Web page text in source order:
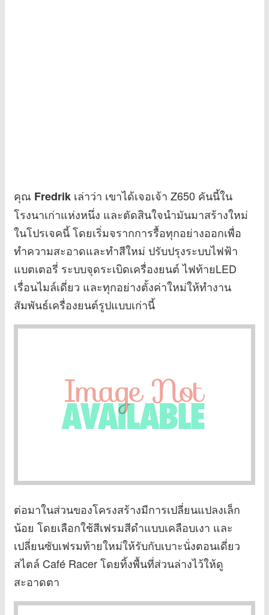
คุณ Fredrik เล่าว่า เขาได้เจอเจ้า Z650 คันนี้ใน
โรงนาเก่าแห่งหนึ่ง และตัดสินใจนำมันมาสร้างใหม่
ในโปรเจคนี้ โดยเริ่มจรากการรื้อทุกอย่างออกเพื่อ
ทำความสะอาดและทำสีใหม่ ปรับปรุงระบบไฟฟ้า
แบตเตอรี่ ระบบจุดระเบิดเครื่องยนต์ ไฟท้ายLED
เรื่อนไมล์เดี่ยว และทุกอย่างตั้งค่าใหม่ให้ทำงาน
สัมพันธ์เครื่องยนต์รูปแบบเก่านี้
ต่อมาในส่วนของโครงสร้างมีการเปลี่ยนแปลงเล็ก
น้อย โดยเลือกใช้สีเฟรมสีดำแบบเคลือบเงา และ
เปลี่ยนซับเฟรมท้ายใหม่ให้รับกับเบาะนั่งตอนเดี่ยว
สไตล์ Café Racer โดยทิ้งพื้นที่ส่วนล่างไว้ให้ดู
สะอาดตา